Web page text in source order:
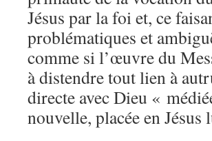
Jésus par la foi et, ce
problématiques et
comme si l’œuvre du
à distendre tout lien à
directe avec Dieu «
nouvelle, placée en Jésus